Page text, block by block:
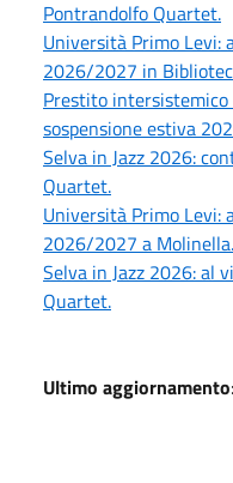
Pontrandolfo Quartet.
Università Primo Levi:
2026/2027 in
Prestito intersistemico
sospensione estiva
Selva in Jazz 2026:
Quartet.
Università Primo Levi:
2026/2027 a Molinella.
Selva in Jazz 2026: al
Quartet.
Ultimo aggiornamento